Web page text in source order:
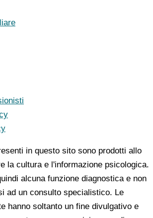
in questo sito sono prodotti allo
la cultura e l'informazione psicologica.
alcuna funzione diagnostica e non
ad un consulto specialistico. Le
hanno soltanto un fine divulgativo e